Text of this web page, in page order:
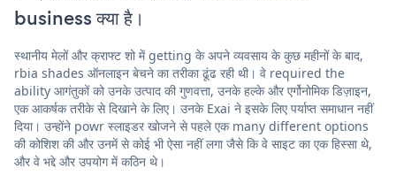
business क्या है।
स्थानीय मेलों और क्राफ्ट शो में getting के अपने व्यवसाय के कुछ महीनों के बाद,
rbia shades ऑनलाइन बेचने का तरीका ढूंढ रही थी। वे required the
ability आगंतुकों को उनके उत्पाद की गुणवत्ता, उनके हल्के और एर्गोनोमिक डिज़ाइन,
एक आकर्षक तरीके से दिखाने के लिए। उनके Exai ने इसके लिए पर्याप्त समाधान नहीं
दिया। उन्होंने powr स्लाइडर खोजने से पहले एक many different options
की कोशिश की और उनमें से कोई भी ऐसा नहीं लगा जैसे कि वे साइट का एक हिस्सा थे,
और वे भद्दे और उपयोग में कठिन थे।